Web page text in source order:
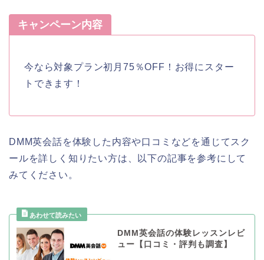
キャンペーン内容
今なら対象プラン初月75％OFF！お得にスター
トできます！
DMM英会話を体験した内容や口コミなどを通じてスク
ールを詳しく知りたい方は、以下の記事を参考にして
みてください。
DMM英会話の体験レッスンレビ
ュー【口コミ・評判も調査】